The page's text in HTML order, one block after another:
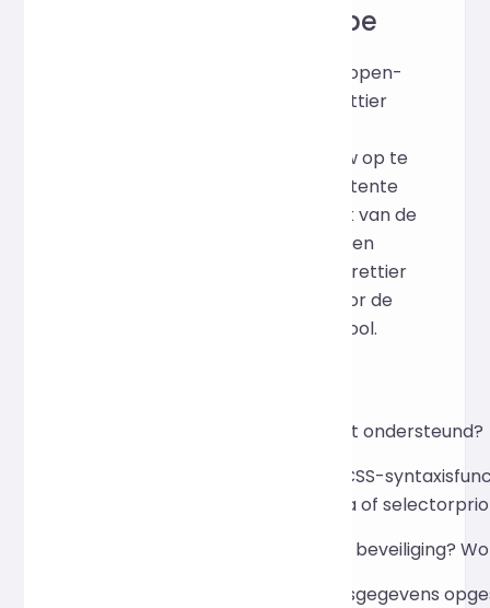
Implementatieprincipe
Deze tool maakt gebruik van de open-
source code-opmaakengine Prettier
invoercode te parsen en opnieuw op te
maken. Dit zorgt voor een consistente
opmaakstijl zonder de semantiek van de
code te veranderen. Het volwassen
onderhoud en de stabiliteit van Prettier
vormden de technische basis voor de
keuze als belangrijkste opmaaktool.
Welke SCSS-syntaxis wordt ondersteund?
Ondersteunt standaard SCSS-
aan en verandert de logica of
Hoe zit het met privacy en beveiliging?
Er worden nooit gebruikersgegevens